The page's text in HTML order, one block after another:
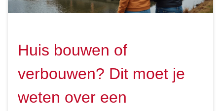
Huis bouwen of
verbouwen? Dit moet je
weten over een